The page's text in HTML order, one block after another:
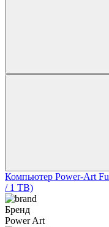
Компьютер Power-Art
/ 1 TB)
Бренд
Power Art